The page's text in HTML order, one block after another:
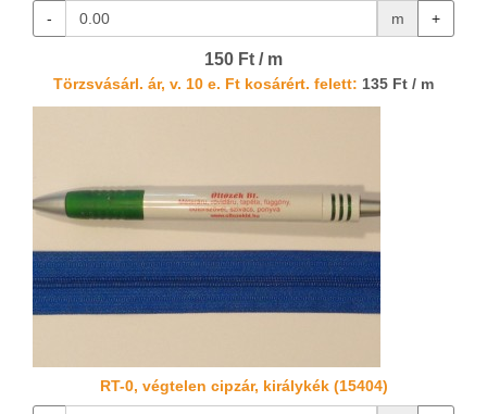
- m +
150 Ft / m
Törzsvásárl. ár, v. 10 e. Ft kosárért. felett: 135 Ft / m
RT-0, végtelen cipzár, királykék (15404)